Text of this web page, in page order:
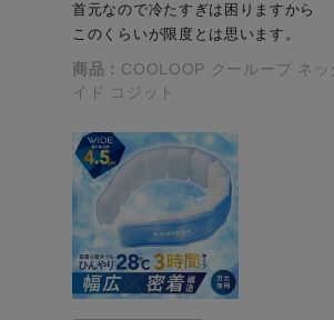
首元なので冷たすぎは困りますから
このくらいが限度とは思います。
商品： COOLOOP クーループ ネッ
イド コジット